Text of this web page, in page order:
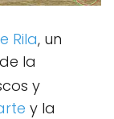
Rila, un
la
y
y la